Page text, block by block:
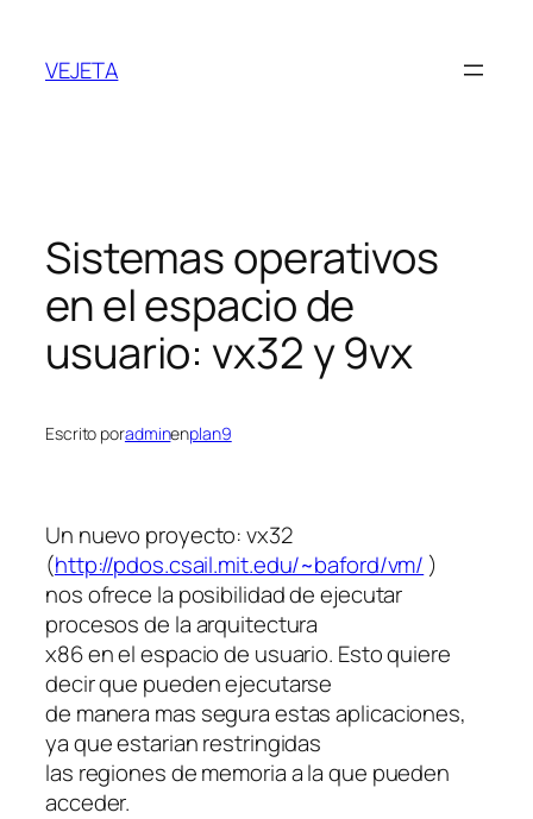
contenido
VEJETA
Sistemas operativos
en el espacio de
usuario: vx32 y 9vx
Escrito poradminenplan9
Un nuevo proyecto: vx32
(http://pdos.csail.mit.edu/~baford/vm/ )
nos ofrece la posibilidad de ejecutar
procesos de la arquitectura
x86 en el espacio de usuario. Esto quiere
decir que pueden ejecutarse
de manera mas segura estas aplicaciones,
ya que estarian restringidas
las regiones de memoria a la que pueden
acceder.